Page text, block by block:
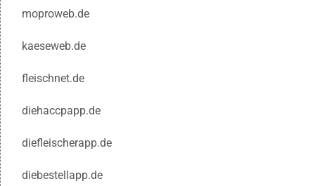
moproweb.de
kaeseweb.de
fleischnet.de
diehaccpapp.de
diefleischerapp.de
diebestellapp.de